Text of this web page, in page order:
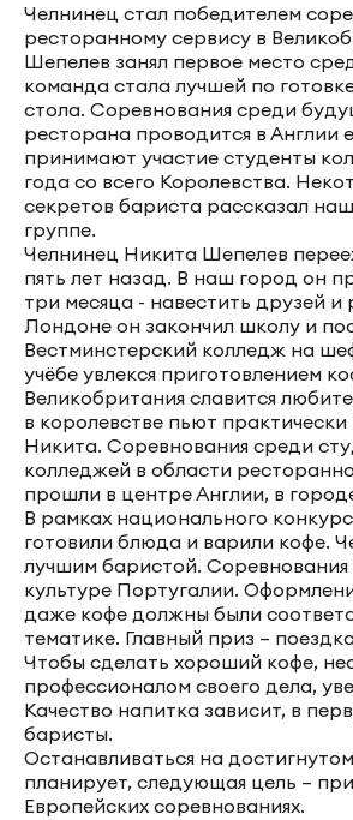
Челнинец стал победителем
ресторанному сервису в
Шепелев занял первое место
команда стала лучшей по
стола. Соревнования среди
ресторана проводится в Англии
принимают участие студенты
года со всего Королевства.
секретов бариста рассказал
группе.
Челнинец Никита Шепелев
пять лет назад. В наш город он
три месяца - навестить друзей и
Лондоне он закончил школу и
Вестминстерский колледж на
учёбе увлекся приготовлением
Великобритания славится
в королевстве пьют практически
Никита. Соревнования среди
колледжей в области
прошли в центре Англии, в
В рамках национального
готовили блюда и варили кофе.
лучшим баристой.
культуре Португалии.
даже кофе должны были
тематике. Главный приз –
Чтобы сделать хороший кофе,
профессионалом своего дела,
Качество напитка зависит, в
баристы.
Останавливаться на
планирует, следующая цель –
Европейских соревнованиях.